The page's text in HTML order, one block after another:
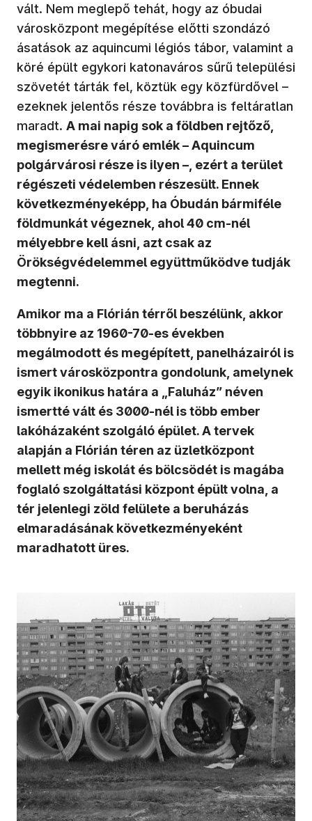
vált. Nem meglepő tehát, hogy az óbudai
városközpont megépítése előtti szondázó
ásatások az aquincumi légiós tábor, valamint a
köré épült egykori katonaváros sűrű települési
szövetét tárták fel, köztük egy közfürdővel –
ezeknek jelentős része továbbra is feltáratlan
maradt. A mai napig sok a földben rejtőző,
megismerésre váró emlék – Aquincum
polgárvárosi része is ilyen –, ezért a terület
régészeti védelemben részesült. Ennek
következményeképp, ha Óbudán bármiféle
földmunkát végeznek, ahol 40 cm-nél
mélyebbre kell ásni, azt csak az
Örökségvédelemmel együttműködve tudják
megtenni.
Amikor ma a Flórián térről beszélünk, akkor
többnyire az 1960-70-es években
megálmodott és megépített, panelházairól is
ismert városközpontra gondolunk, amelynek
egyik ikonikus határa a „Faluház” néven
ismertté vált és 3000-nél is több ember
lakóházaként szolgáló épület. A tervek
alapján a Flórián téren az üzletközpont
mellett még iskolát és bölcsödét is magába
foglaló szolgáltatási központ épült volna, a
tér jelenlegi zöld felülete a beruházás
elmaradásának következményeként
maradhatott üres.